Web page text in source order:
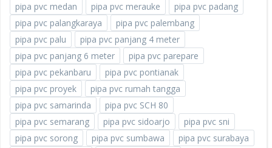
pipa pvc medan
pipa pvc merauke
pipa pvc padang
pipa pvc palangkaraya
pipa pvc palembang
pipa pvc palu
pipa pvc panjang 4 meter
pipa pvc panjang 6 meter
pipa pvc parepare
pipa pvc pekanbaru
pipa pvc pontianak
pipa pvc proyek
pipa pvc rumah tangga
pipa pvc samarinda
pipa pvc SCH 80
pipa pvc semarang
pipa pvc sidoarjo
pipa pvc sni
pipa pvc sorong
pipa pvc sumbawa
pipa pvc surabaya